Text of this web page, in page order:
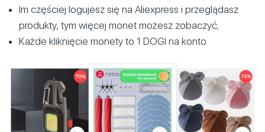
Im częściej logujesz się na Aliexpress i przeglądasz
produkty, tym więcej monet możesz zobaczyć;
Każde kliknięcie monety to 1 DOGI na konto.